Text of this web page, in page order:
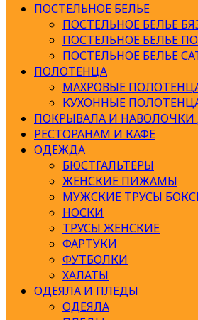
ПОСТЕЛЬНОЕ БЕЛЬЕ
ПОСТЕЛЬНОЕ БЕЛЬЕ
ПОСТЕЛЬНОЕ БЕЛЬЕ
ПОСТЕЛЬНОЕ БЕЛЬЕ
ПОЛОТЕНЦА
МАХРОВЫЕ
КУХОННЫЕ
ПОКРЫВАЛА И НАВОЛОЧКИ
РЕСТОРАНАМ И КАФЕ
ОДЕЖДА
БЮСТГАЛЬТЕРЫ
ЖЕНСКИЕ ПИЖАМЫ
МУЖСКИЕ ТРУСЫ
НОСКИ
ТРУСЫ ЖЕНСКИЕ
ФАРТУКИ
ФУТБОЛКИ
ХАЛАТЫ
ОДЕЯЛА И ПЛЕДЫ
ОДЕЯЛА